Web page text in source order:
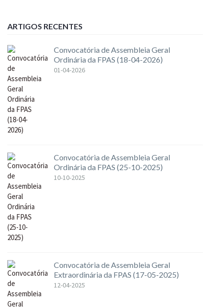
ARTIGOS RECENTES
Convocatória de Assembleia Geral
Ordinária da FPAS (18-04-2026)
01-04-2026
Convocatória de Assembleia Geral
Ordinária da FPAS (25-10-2025)
10-10-2025
Convocatória de Assembleia Geral
Extraordinária da FPAS (17-05-2025)
12-04-2025